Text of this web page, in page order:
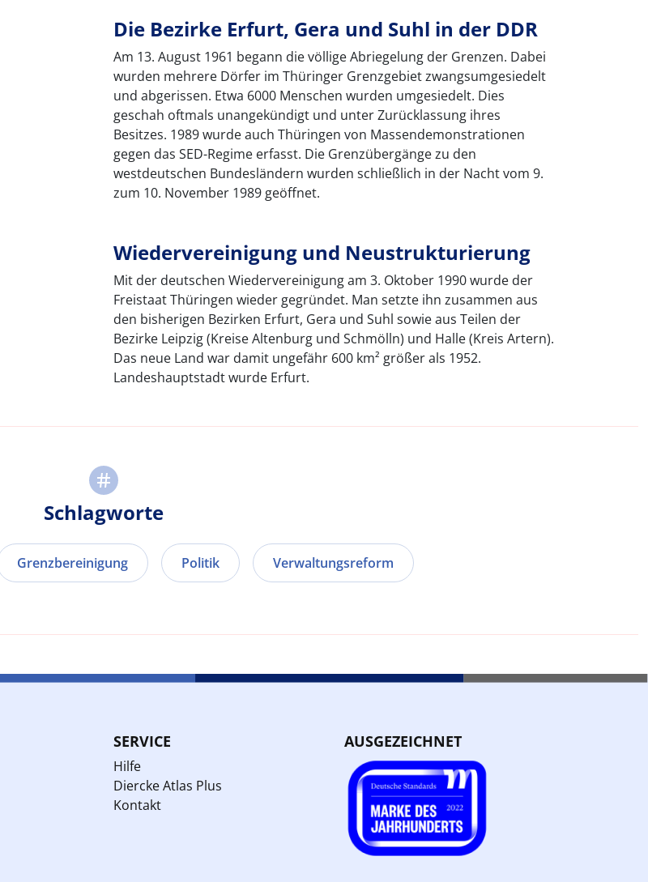
Die Bezirke Erfurt, Gera und Suhl in der DDR
Am 13. August 1961 begann die völlige Abriegelung der Grenzen. Dabei
wurden mehrere Dörfer im Thüringer Grenzgebiet zwangsumgesiedelt
und abgerissen. Etwa 6000 Menschen wurden umgesiedelt. Dies
geschah oftmals unangekündigt und unter Zurücklassung ihres
Besitzes. 1989 wurde auch Thüringen von Massendemonstrationen
gegen das SED-Regime erfasst. Die Grenzübergänge zu den
westdeutschen Bundesländern wurden schließlich in der Nacht vom 9.
zum 10. November 1989 geöffnet.
Wiedervereinigung und Neustrukturierung
Mit der deutschen Wiedervereinigung am 3. Oktober 1990 wurde der
Freistaat Thüringen wieder gegründet. Man setzte ihn zusammen aus
den bisherigen Bezirken Erfurt, Gera und Suhl sowie aus Teilen der
Bezirke Leipzig (Kreise Altenburg und Schmölln) und Halle (Kreis Artern).
Das neue Land war damit ungefähr 600 km² größer als 1952.
Landeshauptstadt wurde Erfurt.
Schlagworte
Grenzbereinigung Politik Verwaltungsreform
SERVICE
Hilfe
Diercke Atlas Plus
Kontakt
AUSGEZEICHNET